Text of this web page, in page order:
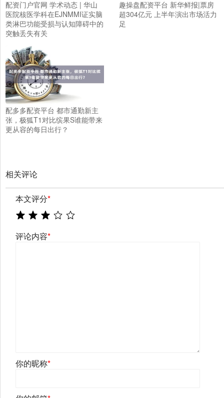
配资门户官网 学术动态 | 华山
医院核医学科在EJNMMI证实脑
类淋巴功能受损与认知障碍中的
突触丢失有关
趣操盘配资平台 新华鲜报|票房
超304亿元 上半年演出市场活力
足
配多多配资平台 都市通勤新主
张，极狐T1对比缤果S谁能带来
更从容的每日出行？
相关评论
本文评分*
评论内容*
你的昵称*